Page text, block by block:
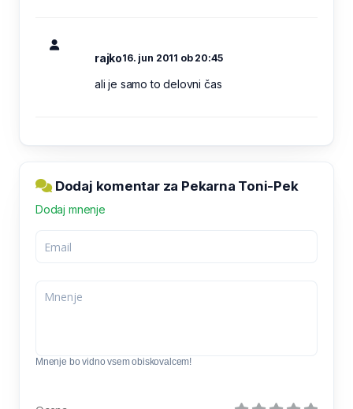
rajko16. jun 2011 ob 20:45
ali je samo to delovni čas
Dodaj komentar za Pekarna Toni-Pek
Dodaj mnenje
Mnenje bo vidno vsem obiskovalcem!